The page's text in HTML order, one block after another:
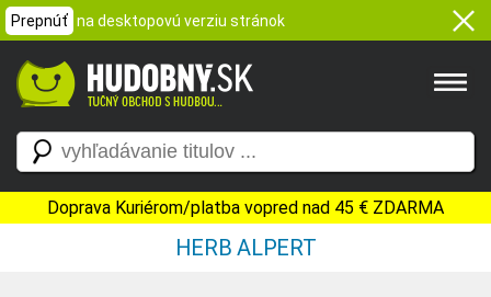
Prepnúť na desktopovú verziu stránok
Doprava Kuriérom/platba vopred nad 45 € ZDARMA
HERB ALPERT